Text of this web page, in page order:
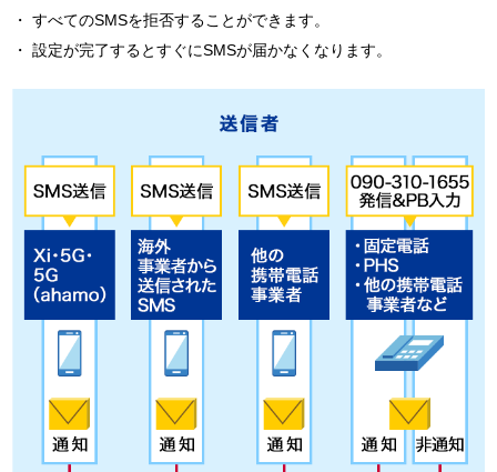
すべてのSMSを拒否することができます。
設定が完了するとすぐにSMSが届かなくなります。